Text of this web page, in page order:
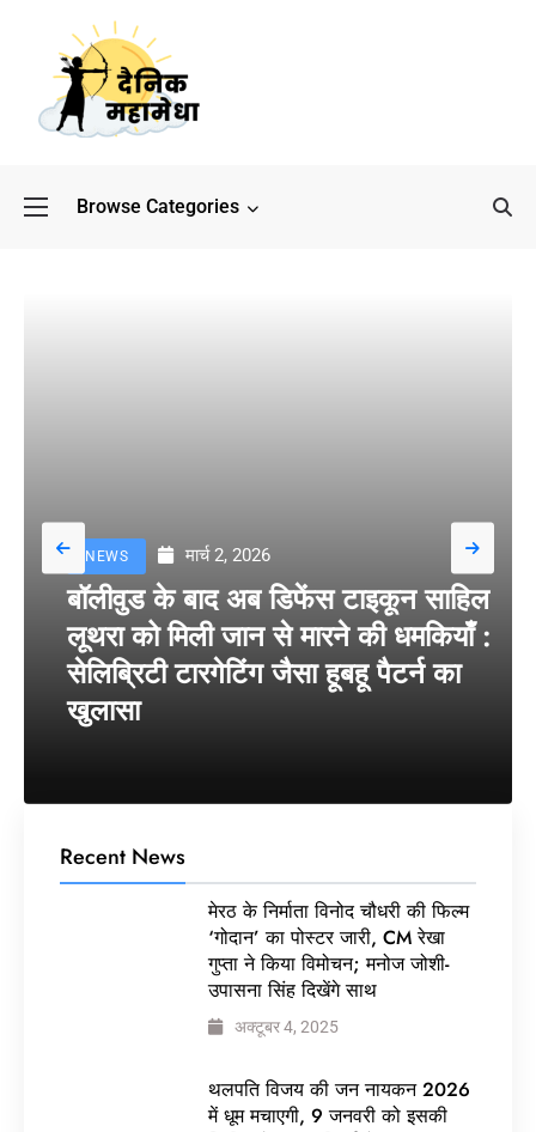
Browse Categories
NEWS मार्च 2, 2026
बॉलीवुड के बाद अब डिफेंस टाइकून साहिल
लूथरा को मिली जान से मारने की धमकियाँ :
सेलिब्रिटी टारगेटिंग जैसा हूबहू पैटर्न का
खुलासा
Recent News
मेरठ के निर्माता विनोद चौधरी की फिल्म
‘गोदान’ का पोस्टर जारी, CM रेखा
गुप्ता ने किया विमोचन; मनोज जोशी-
उपासना सिंह दिखेंगे साथ
अक्टूबर 4, 2025
थलपति विजय की जन नायकन 2026
में धूम मचाएगी, 9 जनवरी को इसकी